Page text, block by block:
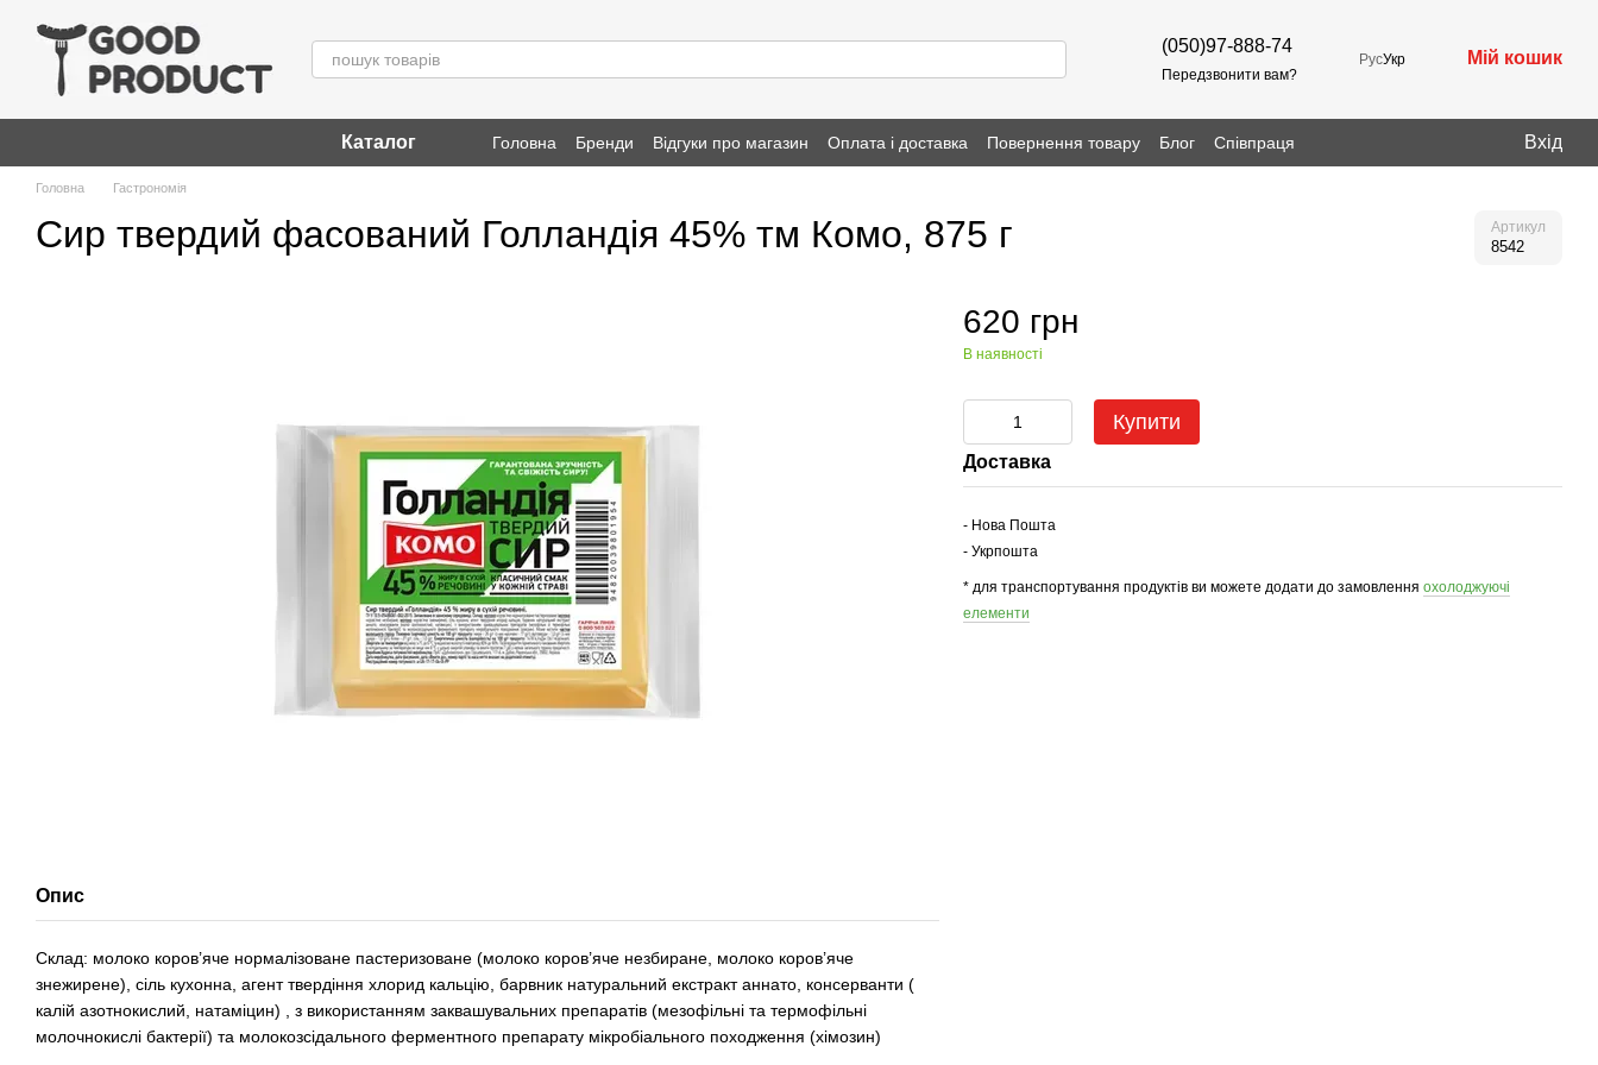
(050)97-888-74
Передзвонити вам?
РусУкр Мій кошик
Каталог Головна Бренди Відгуки про магазин Оплата і доставка Повернення товару Блог Співпраця Вхід
Головна Гастрономія
Сир твердий фасований Голландія 45% тм Комо, 875 г Артикул
8542
Опис
Склад: молоко коров’яче нормалізоване пастеризоване (молоко коров’яче незбиране, молоко коров’яче
знежирене), сіль кухонна, агент твердіння хлорид кальцію, барвник натуральний екстракт аннато, консерванти (
калій азотнокислий, натаміцин) , з використанням заквашувальних препаратів (мезофільні та термофільні
молочнокислі бактерії) та молокозсідального ферментного препарату мікробіального походження (хімозин)
620 грн
В наявності
Купити
Доставка
- Нова Пошта
- Укрпошта
* для транспортування продуктів ви можете додати до замовленняохолоджуючі
елементи